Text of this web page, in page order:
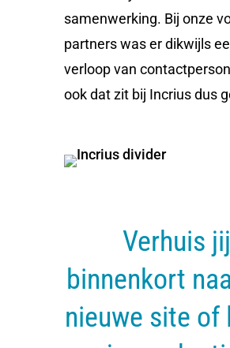
samenwerking. Bij onze
partners was er dikwijls
verloop van
ook dat zit bij Incrius dus
Verhuis jij
binnenkort
nieuwe site of